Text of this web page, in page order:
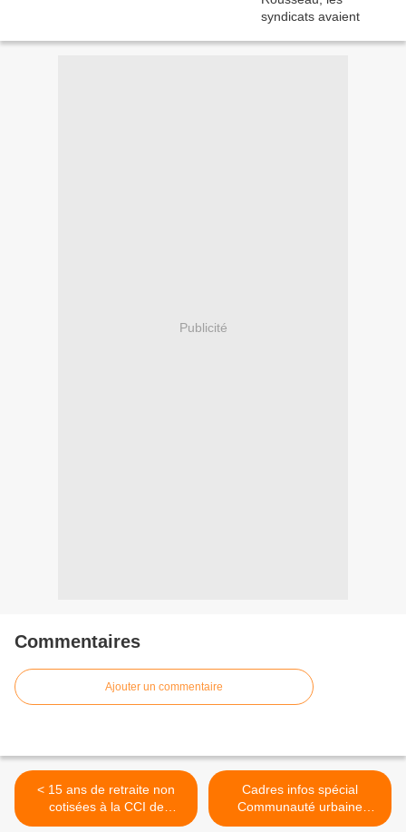
Publicité
Commentaires
Ajouter un commentaire
< 15 ans de retraite non
cotisées à la CCI de
Grenoble
Cadres infos spécial
Communauté urbaine
Reims Chalons >